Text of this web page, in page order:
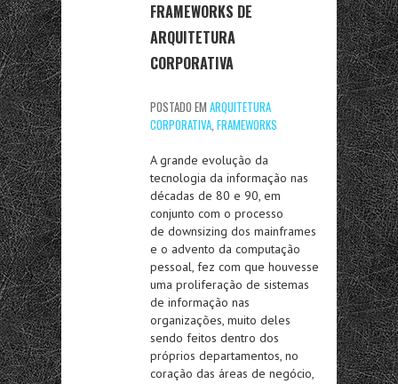
FRAMEWORKS DE
ARQUITETURA
CORPORATIVA
POSTADO EM ARQUITETURA
CORPORATIVA, FRAMEWORKS
A grande evolução da
tecnologia da informação nas
décadas de 80 e 90, em
conjunto com o processo
de downsizing dos mainframes
e o advento da computação
pessoal, fez com que houvesse
uma proliferação de sistemas
de informação nas
organizações, muito deles
sendo feitos dentro dos
próprios departamentos, no
coração das áreas de negócio,